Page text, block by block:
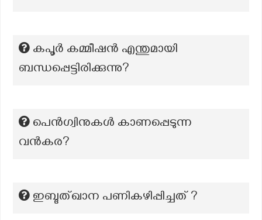
കപൂർ കമ്മീഷൻ എന്തുമായി
ബന്ധപ്പെട്ടിരിക്കുന്നു?
പെൻഗ്വിനുകൾ കാണപ്പെടുന്ന
വൻകര?
ഇബ്ദത്ഖാന പണികഴിപ്പിച്ചത് ?